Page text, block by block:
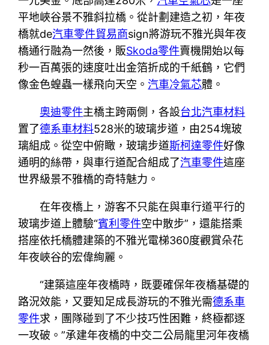
平地峽谷景不雅斜拉橋。從計劃建造之初，年夜
橋就de汽車零件貿易商sign將游玩不雅光與年夜
橋通行融為一然後，販Skoda零件賣機開始以每
秒一百萬張的速度吐出金箔折成的千紙鶴，它們
像金色蝗蟲一樣飛向天空。汽車冷氣芯體。
奧迪零件主橋主跨兩側，各設台北汽車材料
置了德系車材料528米的玻璃步道，由254塊玻
璃組成。從空中俯瞰，玻璃步道斯柯達零件好像
通明的絲帶，與車行道配合組成了汽車零件這座
世界級景不雅橋的奇特魅力。
在年夜橋上，游客不只能在與車行道平行的
玻璃步道上體驗“賓利零件空中散步”，還能搭乘
搭座依托橋體建築的不雅光電梯360度觀賞朵花
年夜峽谷的宏偉絢麗。
“建築這座年夜橋時，既要確保年夜橋基礎的
路況效能，又要知足成長游玩的不雅光需德系車
零件求，團隊碰到了不少技巧性困難，終極都逐
一攻破。”承建年夜橋的中交二公局龍里河年夜橋